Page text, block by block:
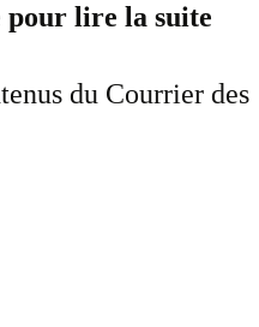
pour lire la suite
du Courrier des